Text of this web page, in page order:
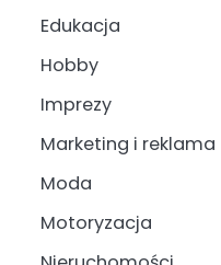
Edukacja
Hobby
Imprezy
Marketing i reklama
Moda
Motoryzacja